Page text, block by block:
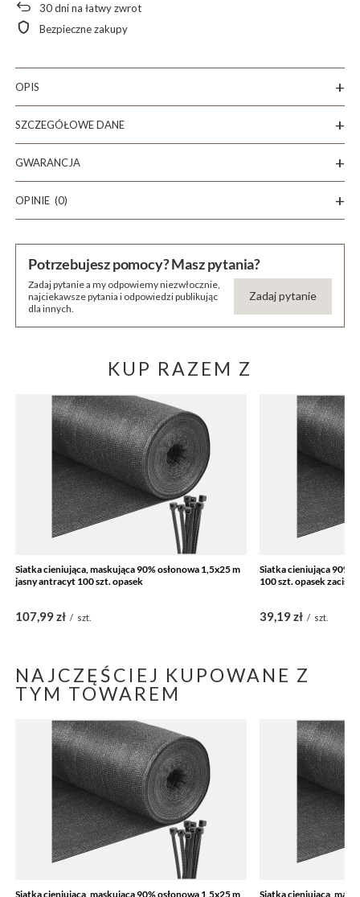
30dni na łatwy zwrot
Bezpieczne zakupy
OPIS
SZCZEGÓŁOWE DANE
GWARANCJA
OPINIE (0)
Potrzebujesz pomocy? Masz pytania?
Zadaj pytanie a my odpowiemy niezwłocznie,
najciekawsze pytania i odpowiedzi publikując
dla innych.
Zadaj pytanie
KUP RAZEM Z
Siatka cieniująca, maskująca 90% osłonowa 1,5x25 m
jasny antracyt 100 szt. opasek
107,99 zł / szt.
Siatka cieniująca 90%
100 szt. opasek
39,19 zł / szt.
NAJCZĘŚCIEJ KUPOWANE Z
TYM TOWAREM
Siatka cieniująca, maskująca 90% osłonowa 1,5x25 m Siatka cieniująca,